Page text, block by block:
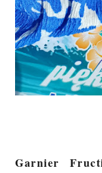
Garnier